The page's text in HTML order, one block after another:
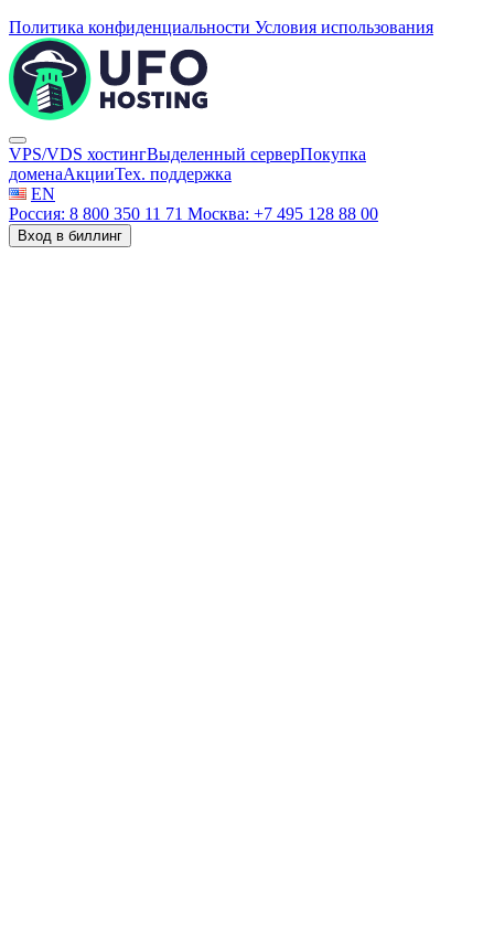
Политика конфиденциальности Условия использования
VPS/VDS хостингВыделенный серверПокупка
доменаАкцииТех. поддержка
EN
Россия: 8 800 350 11 71 Москва: +7 495 128 88 00
Вход в биллинг